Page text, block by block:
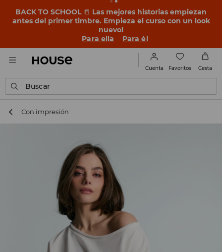
BACK TO SCHOOL 📒 Las mejores historias empiezan
antes del primer timbre. Empieza el curso con un look
nuevo!
Para ella
Para él
Cuenta Favoritos Cesta
Buscar
Con impresión